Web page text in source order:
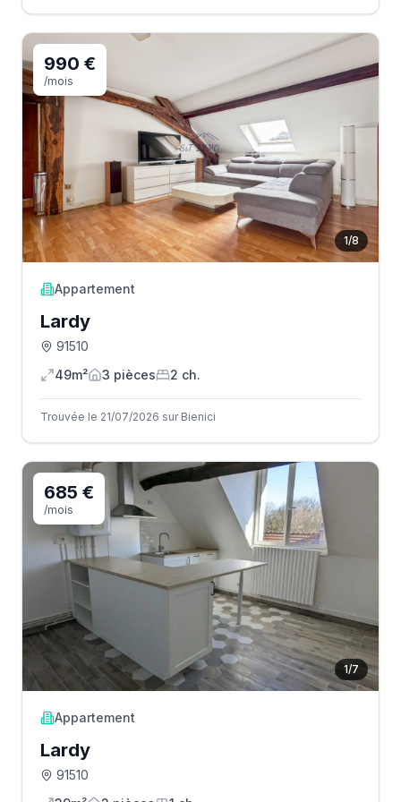
1/8
990 €
/mois
Appartement
Lardy
91510
49m²
3 pièces 2 ch.
Trouvée le 21/07/2026 sur Bienici
1/7
685 €
/mois
Appartement
Lardy
91510